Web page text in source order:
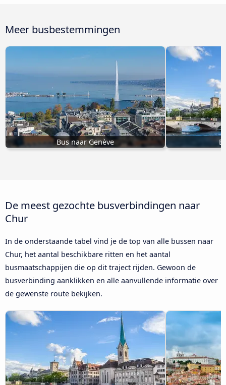
Meer busbestemmingen
Bus naar Genève
De meest gezochte busverbindingen naar
Chur
In de onderstaande tabel vind je de top van alle bussen naar
Chur, het aantal beschikbare ritten en het aantal
busmaatschappijen die op dit traject rijden. Gewoon de
busverbinding aanklikken en alle aanvullende informatie over
de gewenste route bekijken.